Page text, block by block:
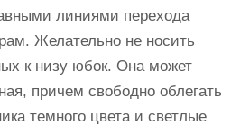
линиями перехода
Желательно не носить
к низу юбок. Она может
причем свободно облегать
темного цвета и светлые